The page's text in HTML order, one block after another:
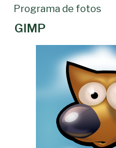
EM
Programa de fotos
GIMP